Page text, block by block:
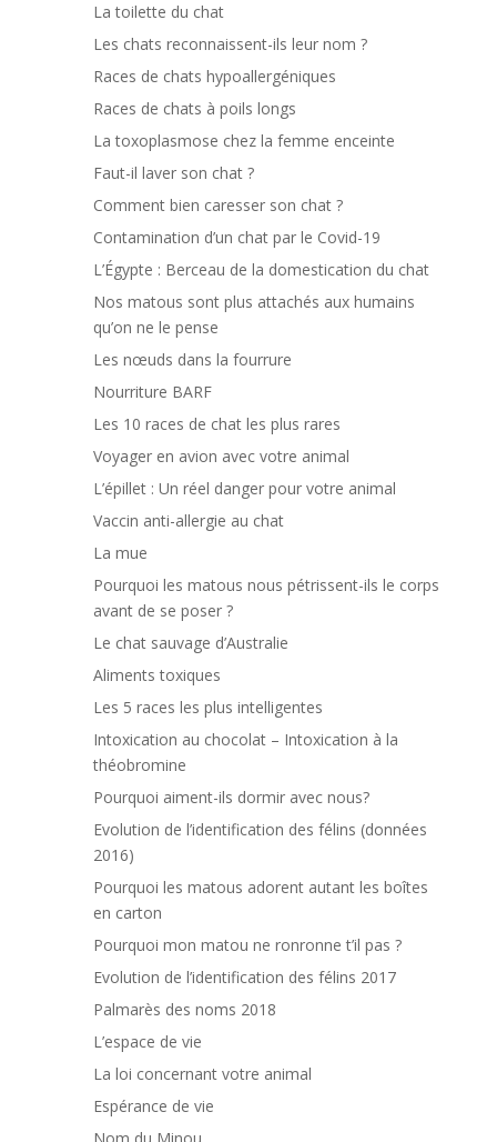
La toilette du chat
Les chats reconnaissent-ils leur nom ?
Races de chats hypoallergéniques
Races de chats à poils longs
La toxoplasmose chez la femme enceinte
Faut-il laver son chat ?
Comment bien caresser son chat ?
Contamination d’un chat par le Covid-19
L’Égypte : Berceau de la domestication du chat
Nos matous sont plus attachés aux humains
qu’on ne le pense
Les nœuds dans la fourrure
Nourriture BARF
Les 10 races de chat les plus rares
Voyager en avion avec votre animal
L’épillet : Un réel danger pour votre animal
Vaccin anti-allergie au chat
La mue
Pourquoi les matous nous pétrissent-ils le corps
avant de se poser ?
Le chat sauvage d’Australie
Aliments toxiques
Les 5 races les plus intelligentes
Intoxication au chocolat – Intoxication à la
théobromine
Pourquoi aiment-ils dormir avec nous?
Evolution de l’identification des félins (données
2016)
Pourquoi les matous adorent autant les boîtes
en carton
Pourquoi mon matou ne ronronne t’il pas ?
Evolution de l’identification des félins 2017
Palmarès des noms 2018
L’espace de vie
La loi concernant votre animal
Espérance de vie